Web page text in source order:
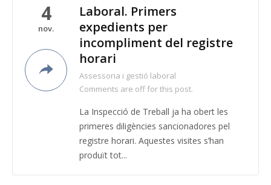
4
nov.
Laboral. Primers
expedients per
incompliment del registre
horari
Assessoria i gestió laboral
Comments are off for this post.
La Inspecció de Treball ja ha obert les
primeres diligències sancionadores pel
registre horari. Aquestes visites s’han
produït tot...